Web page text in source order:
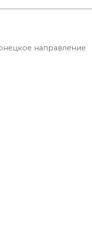
направление